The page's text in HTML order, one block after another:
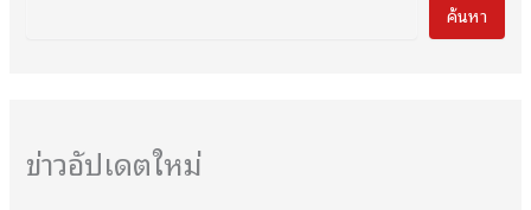
ค้นหา
ข่าวอัปเดตใหม่